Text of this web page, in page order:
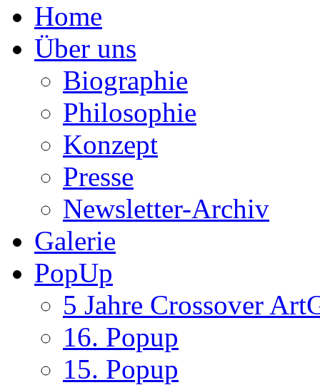
Home
Über uns
Biographie
Philosophie
Konzept
Presse
Newsletter-Archiv
Galerie
PopUp
5 Jahre Crossover
16. Popup
15. Popup